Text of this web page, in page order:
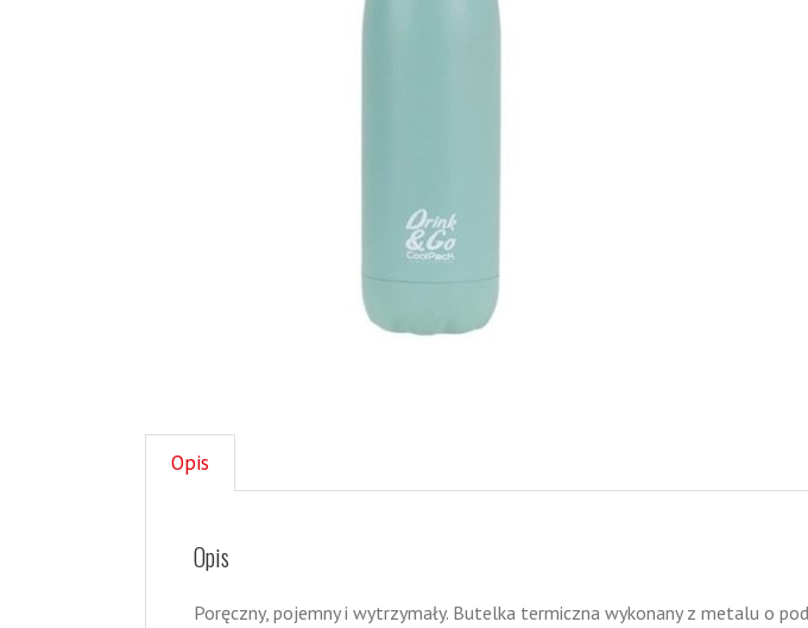
Opis
Opis
Poręczny, pojemny i wytrzymały. Butelka termiczna wykonany z metalu o